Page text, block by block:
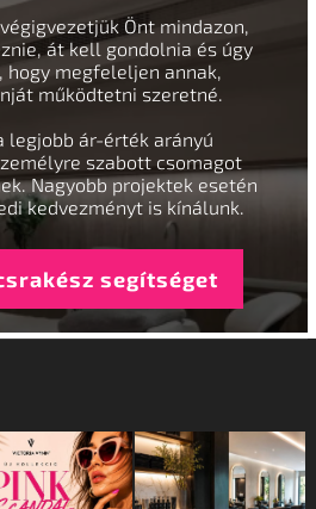
Önt mindazon,
át kell gondolnia és úgy
hogy megfeleljen annak,
működtetni szeretné.
legjobb ár-érték arányú
szabott csomagot
Nagyobb projektek esetén
kedvezményt is kínálunk.
segítséget